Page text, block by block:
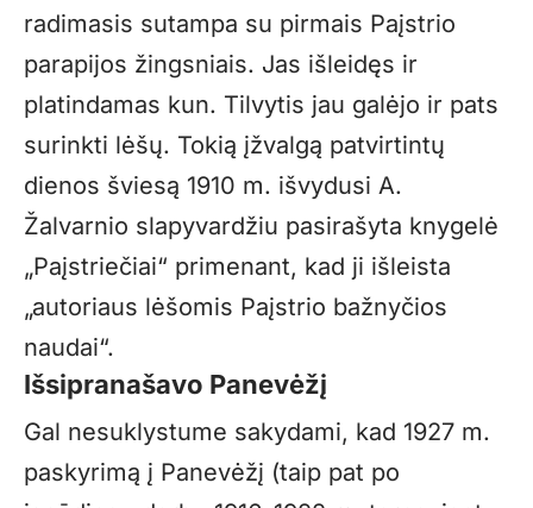
radimasis sutampa su pirmais Paįstrio
parapijos žingsniais. Jas išleidęs ir
platindamas kun. Tilvytis jau galėjo ir pats
surinkti lėšų. Tokią įžvalgą patvirtintų
dienos šviesą 1910 m. išvydusi A.
Žalvarnio slapyvardžiu pasirašyta knygelė
„Paįstriečiai“ primenant, kad ji išleista
„autoriaus lėšomis Paįstrio bažnyčios
naudai“.
Išsipranašavo Panevėžį
Gal nesuklystume sakydami, kad 1927 m.
paskyrimą į Panevėžį (taip pat po